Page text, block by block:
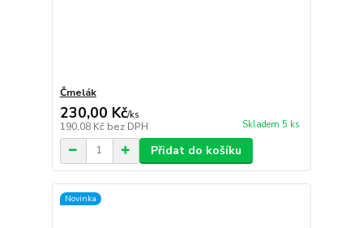
Čmelák
230,00 Kč/ks
190,08 Kč bez DPH Skladem 5 ks
Přidat do košíku
Novinka